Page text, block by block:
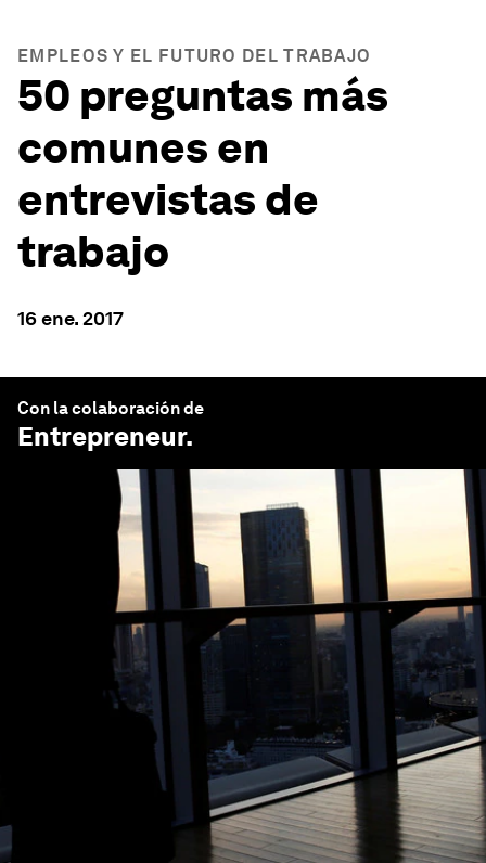
EMPLEOS Y EL FUTURO DEL TRABAJO
50 preguntas más
comunes en
entrevistas de
trabajo
16 ene. 2017
Con la colaboración de
Entrepreneur.